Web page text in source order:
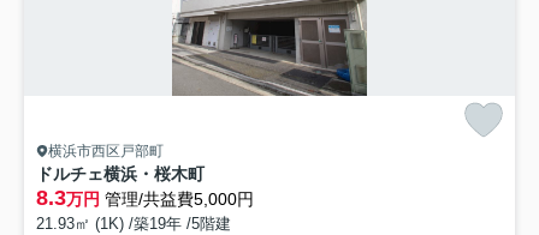
横浜市西区戸部町
ドルチェ横浜・桜木町
8.3万円 管理/共益費5,000円
21.93㎡ (1K) /築19年 /5階建